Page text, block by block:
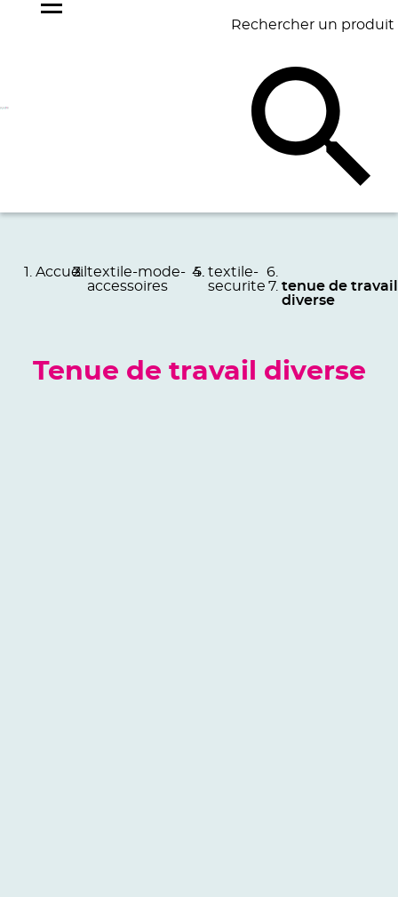
Rechercher un produit
BAGAGERIE BUREAU
Accueil textile-mode-
accessoires
textile-
securite
tenue de travail
diverse
Tenue de travail diverse